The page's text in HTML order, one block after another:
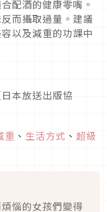
配酒的健康零嘴。
而攝取過量。建議
以及減重的功課中
本放送出版協
重 、 生活方式 、 超級
惱的女孩們變得